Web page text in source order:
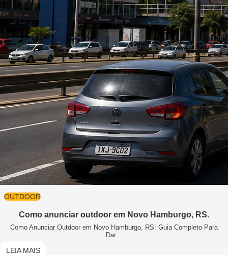
OUTDOOR
Como anunciar outdoor em Novo Hamburgo, RS.
Como Anunciar Outdoor em Novo Hamburgo, RS: Guia Completo Para
Dar…
LEIA MAIS